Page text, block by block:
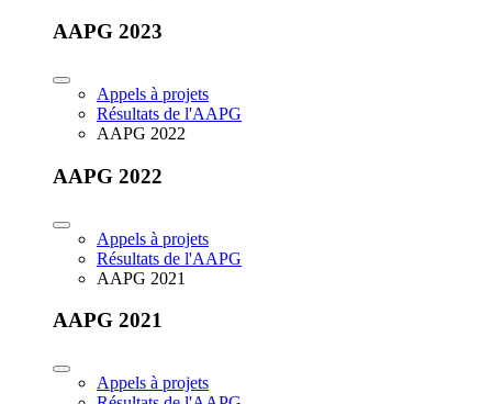
AAPG 2023
Appels à projets
Résultats de l'AAPG
AAPG 2022
AAPG 2022
Appels à projets
Résultats de l'AAPG
AAPG 2021
AAPG 2021
Appels à projets